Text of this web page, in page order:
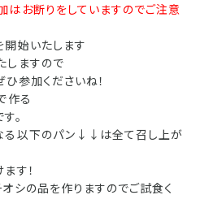
はお断りをしていますのでご注意
開始いたします
しますので
参加くださいね！
作る
。
る以下のパン↓↓は全て召し上が
す！
シの品を作りますのでご試食く